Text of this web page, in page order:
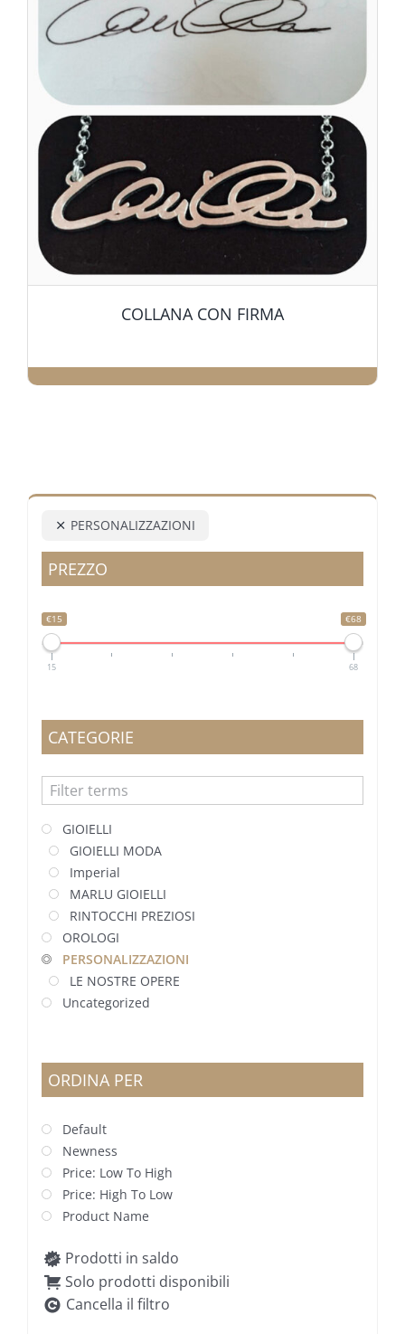
COLLANA CON FIRMA
PERSONALIZZAZIONI
PREZZO
€15 €68
15 68
CATEGORIE
GIOIELLI
GIOIELLI MODA
Imperial
MARLU GIOIELLI
RINTOCCHI PREZIOSI
OROLOGI
PERSONALIZZAZIONI
LE NOSTRE OPERE
Uncategorized
ORDINA PER
Default
Newness
Price: Low To High
Price: High To Low
Product Name
Prodotti in saldo
Solo prodotti disponibili
Cancella il filtro